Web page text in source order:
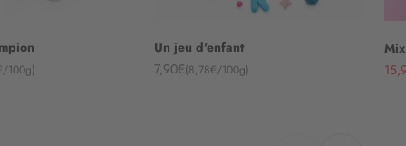
100g)
Un jeu d'enfant
Angebot
7,90€(8,78€/100g)